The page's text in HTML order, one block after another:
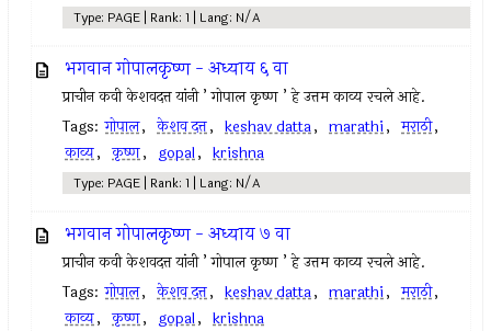
Type: PAGE | Rank: 1 | Lang: N/A
भगवान गोपालकृष्ण - अध्याय ६ वा
प्राचीन कवी केशवदत्त यांनी ’ गोपाल कृष्ण ’ हे उत्तम काव्य रचले आहे.
Tags: गोपाल, केशव दत्त, keshav datta, marathi, मराठी,
काव्य, कृष्ण, gopal, krishna
Type: PAGE | Rank: 1 | Lang: N/A
भगवान गोपालकृष्ण - अध्याय ७ वा
प्राचीन कवी केशवदत्त यांनी ’ गोपाल कृष्ण ’ हे उत्तम काव्य रचले आहे.
Tags: गोपाल, केशव दत्त, keshav datta, marathi, मराठी,
काव्य, कृष्ण, gopal, krishna